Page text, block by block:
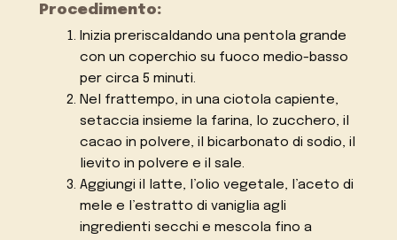
Procedimento:
Inizia preriscaldando una pentola grande
con un coperchio su fuoco medio-basso
per circa 5 minuti.
Nel frattempo, in una ciotola capiente,
setaccia insieme la farina, lo zucchero, il
cacao in polvere, il bicarbonato di sodio, il
lievito in polvere e il sale.
Aggiungi il latte, l’olio vegetale, l’aceto di
mele e l’estratto di vaniglia agli
ingredienti secchi e mescola fino a